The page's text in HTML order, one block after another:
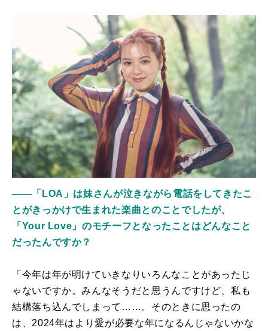
――「LOA」は妹さんが泣きながら電話をしてきたこ
とがきっかけで生まれた楽曲とのことでしたが、
「Your Love」のモチーフとなったことはどんなこと
だったんですか？
「今年は年が明けていきなりいろんなことがあったじ
ゃないですか。みんなそうだと思うんですけど、私も
結構落ち込んでしまって……。そのときに思ったの
は、2024年はより愛が必要な年になるんじゃないかな